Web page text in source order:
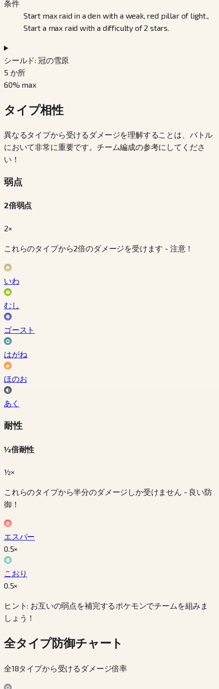
条件
Start max raid in a den with a weak, red pillar of light.,
Start a max raid with a difficulty of 2 stars.
シールド: 冠の雪原
5 か所
60% max
タイプ相性
異なるタイプから受けるダメージを理解することは、バトル
において非常に重要です。チーム編成の参考にしてくださ
い！
弱点
2倍弱点
2×
これらのタイプから2倍のダメージを受けます - 注意！
いわ
むし
ゴースト
はがね
ほのお
あく
耐性
½倍耐性
½×
これらのタイプから半分のダメージしか受けません - 良い防
御！
エスパー
0.5×
こおり
0.5×
ヒント: お互いの弱点を補完するポケモンでチームを組みま
しょう！
全タイプ防御チャート
全18タイプから受けるダメージ倍率